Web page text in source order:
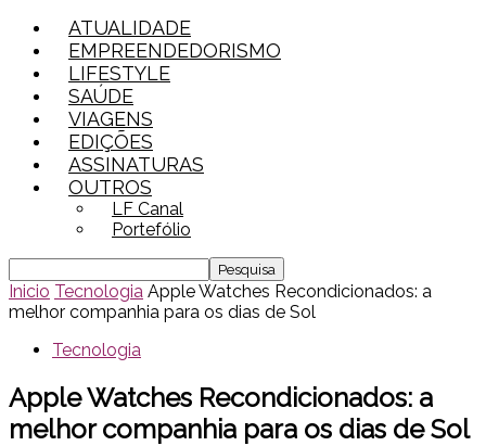
ATUALIDADE
EMPREENDEDORISMO
LIFESTYLE
SAÚDE
VIAGENS
EDIÇÕES
ASSINATURAS
OUTROS
LF Canal
Portefólio
Inicio Tecnologia Apple Watches Recondicionados: a
melhor companhia para os dias de Sol
Tecnologia
Apple Watches Recondicionados: a
melhor companhia para os dias de Sol